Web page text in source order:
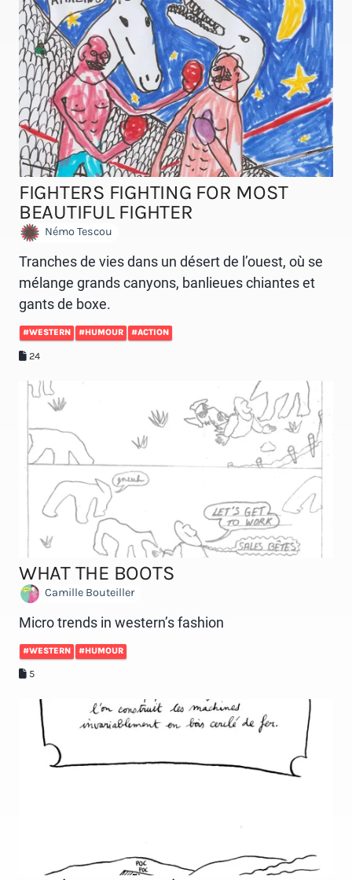
FIGHTERS FIGHTING FOR MOST
BEAUTIFUL FIGHTER
Némo Tescou
Tranches de vies dans un désert de l’ouest, où se
mélange grands canyons, banlieues chiantes et
gants de boxe.
#WESTERN #HUMOUR #ACTION
24
WHAT THE BOOTS
Camille Bouteiller
Micro trends in western’s fashion
#WESTERN #HUMOUR
5